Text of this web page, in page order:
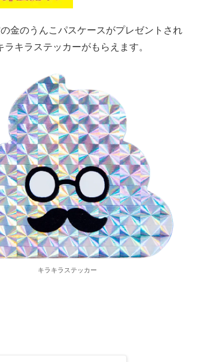
金のうんこパスケースがプレゼントされ
キラステッカーがもらえます。
キラキラステッカー